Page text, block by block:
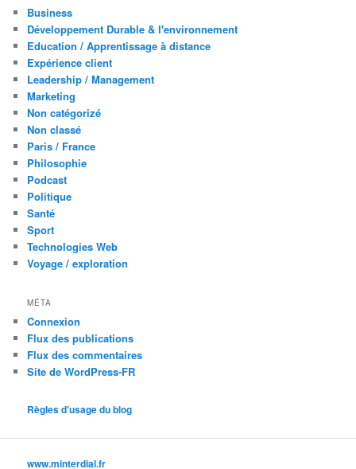
Business
Développement Durable & l'environnement
Education / Apprentissage à distance
Expérience client
Leadership / Management
Marketing
Non catégorizé
Non classé
Paris / France
Philosophie
Podcast
Politique
Santé
Sport
Technologies Web
Voyage / exploration
MÉTA
Connexion
Flux des publications
Flux des commentaires
Site de WordPress-FR
Règles d'usage du blog
www.minterdial.fr